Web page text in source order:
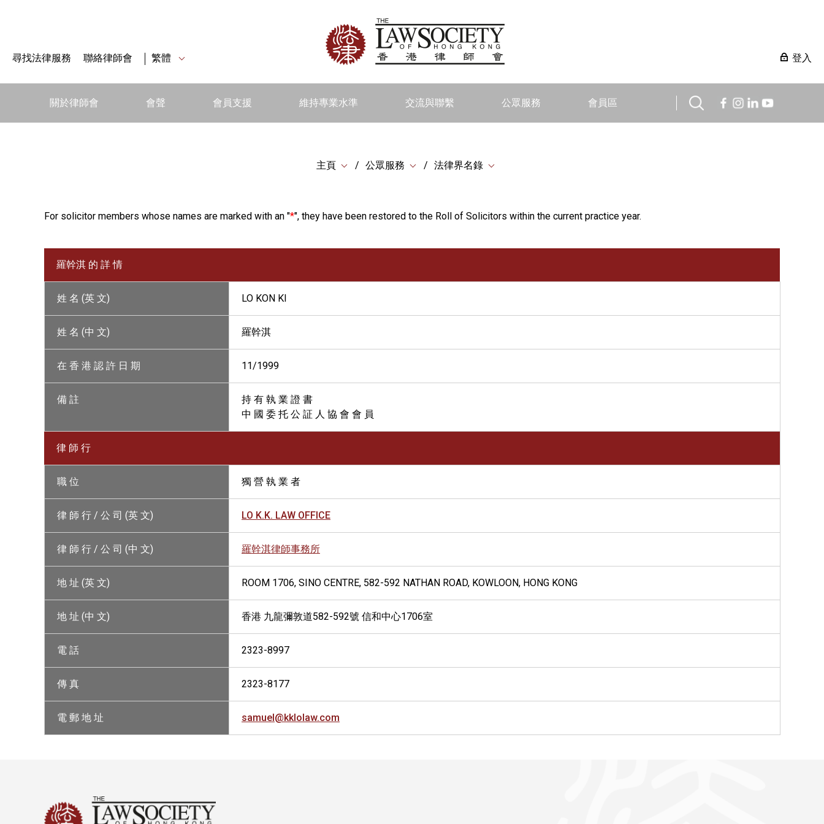
尋找法律服務 聯絡律師會 繁體 登入
關於律師會 會聲 會員支援 維持專業水準 交流與聯繫 公眾服務 會員區
主頁 公眾服務 法律界名錄
For solicitor members whose names are marked with an "*", they have been restored to the Roll of Solicitors within the current practice year.
羅幹淇 的 詳 情
姓 名 (英 文) LO KON KI
姓 名 (中 文) 羅幹淇
在 香 港 認 許 日 期 11/1999
備 註
持 有 執 業 證 書
中 國 委 托 公 証 人 協 會 會 員
律 師 行
職 位 獨 營 執 業 者
律 師 行 / 公 司 (英 文) LO K.K. LAW OFFICE
律 師 行 / 公 司 (中 文) 羅幹淇律師事務所
地 址 (英 文) ROOM 1706, SINO CENTRE, 582-592 NATHAN ROAD, KOWLOON, HONG KONG
地 址 (中 文) 香港 九龍彌敦道582-592號 信和中心1706室
電 話 2323-8997
傳 真 2323-8177
電 郵 地 址 samuel@kklolaw.com